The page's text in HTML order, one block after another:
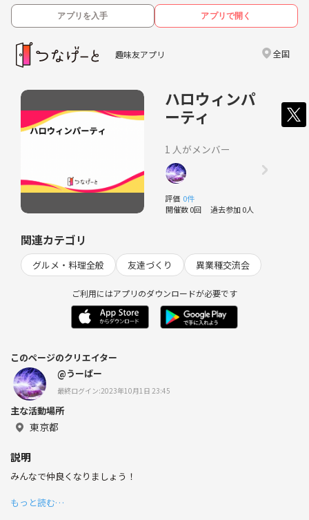
アプリを入手 アプリで開く
趣味友アプリ 全国
ハロウィンパ
ーティ
1 人がメンバー
評価 0件
開催数 0回 過去参加 0人
関連カテゴリ
グルメ・料理全般 友達づくり 異業種交流会
ご利用にはアプリのダウンロードが必要です
このページのクリエイター
@うーばー
最終ログイン:2023年10月1日 23:45
主な活動場所
東京都
説明
みんなで仲良くなりましょう！
もっと読む…